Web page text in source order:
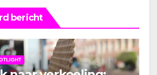
bericht